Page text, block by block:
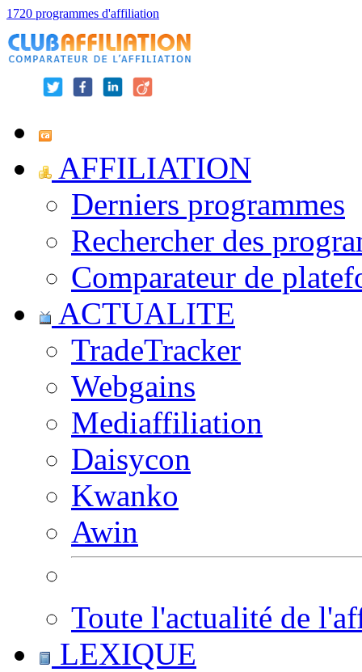
1720 programmes d'affiliation
AFFILIATION
Derniers programmes
Rechercher des
Comparateur de
ACTUALITE
TradeTracker
Webgains
Mediaffiliation
Daisycon
Kwanko
Awin
Toute l'actualité de
LEXIQUE